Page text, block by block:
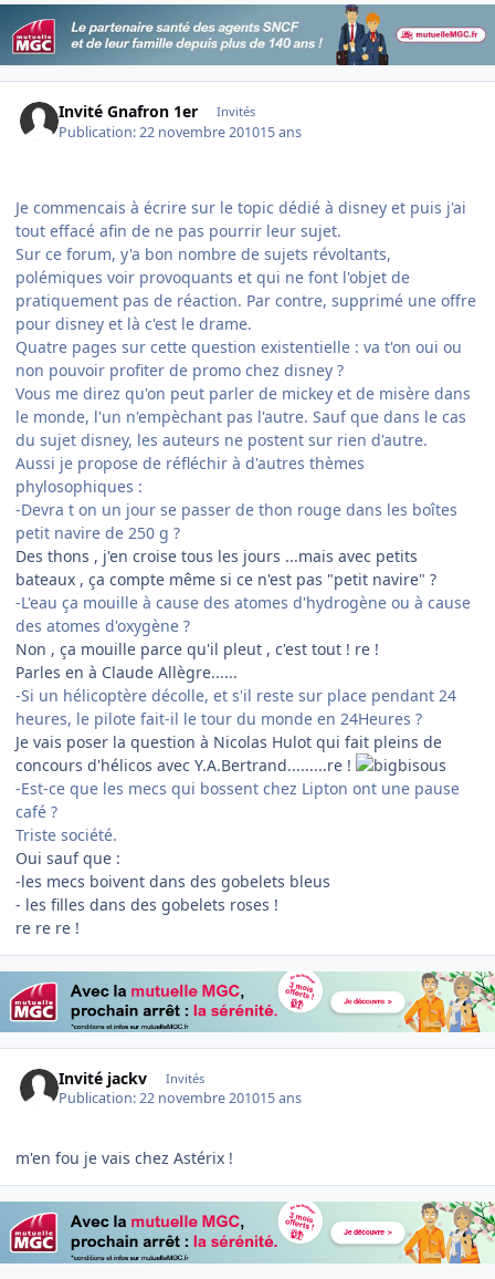
Invité Gnafron 1er Invités
Publication:22 novembre 201015 ans
Je commencais à écrire sur le topic dédié à disney et puis j'ai
tout effacé afin de ne pas pourrir leur sujet.
Sur ce forum, y'a bon nombre de sujets révoltants,
polémiques voir provoquants et qui ne font l'objet de
pratiquement pas de réaction. Par contre, supprimé une offre
pour disney et là c'est le drame.
Quatre pages sur cette question existentielle : va t'on oui ou
non pouvoir profiter de promo chez disney ?
Vous me direz qu'on peut parler de mickey et de misère dans
le monde, l'un n'empèchant pas l'autre. Sauf que dans le cas
du sujet disney, les auteurs ne postent sur rien d'autre.
Aussi je propose de réfléchir à d'autres thèmes
phylosophiques :
-Devra t on un jour se passer de thon rouge dans les boîtes
petit navire de 250 g ?
Des thons , j'en croise tous les jours ...mais avec petits
bateaux , ça compte même si ce n'est pas "petit navire" ?
-L'eau ça mouille à cause des atomes d'hydrogène ou à cause
des atomes d'oxygène ?
Non , ça mouille parce qu'il pleut , c'est tout ! re !
Parles en à Claude Allègre......
-Si un hélicoptère décolle, et s'il reste sur place pendant 24
heures, le pilote fait-il le tour du monde en 24Heures ?
Je vais poser la question à Nicolas Hulot qui fait pleins de
concours d'hélicos avec Y.A.Bertrand.........re !
-Est-ce que les mecs qui bossent chez Lipton ont une pause
café ?
Triste société.
Oui sauf que :
-les mecs boivent dans des gobelets bleus
- les filles dans des gobelets roses !
re re re !
Invité jackv Invités
Publication:22 novembre 201015 ans
m'en fou je vais chez Astérix !